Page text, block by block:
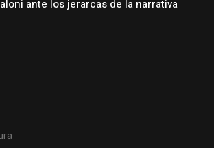
ante los jerarcas de la narrativa